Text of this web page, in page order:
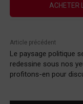
ACHETER
Article précédent
Le paysage politique
redessine sous nos
profitons-en pour